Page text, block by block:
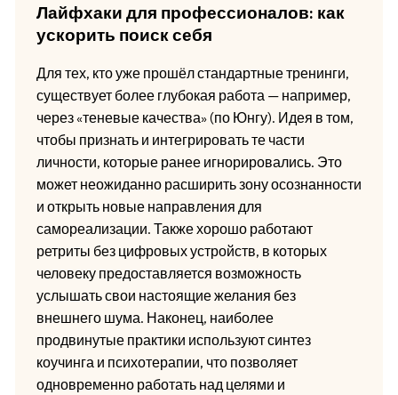
Лайфхаки для профессионалов: как
ускорить поиск себя
Для тех, кто уже прошёл стандартные тренинги,
существует более глубокая работа — например,
через «теневые качества» (по Юнгу). Идея в том,
чтобы признать и интегрировать те части
личности, которые ранее игнорировались. Это
может неожиданно расширить зону осознанности
и открыть новые направления для
самореализации. Также хорошо работают
ретриты без цифровых устройств, в которых
человеку предоставляется возможность
услышать свои настоящие желания без
внешнего шума. Наконец, наиболее
продвинутые практики используют синтез
коучинга и психотерапии, что позволяет
одновременно работать над целями и